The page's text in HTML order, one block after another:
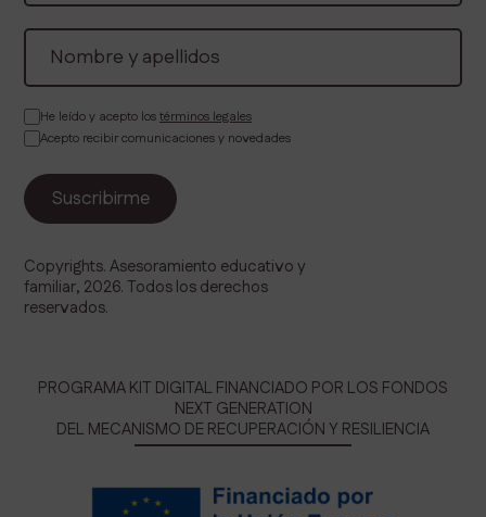
He leído y acepto lostérminos legales
Acepto recibir comunicaciones y novedades
Copyrights. Asesoramiento educativo y
familiar, 2026. Todos los derechos
reservados.
PROGRAMA KIT DIGITAL FINANCIADO POR LOS FONDOS
NEXT GENERATION
DEL MECANISMO DE RECUPERACIÓN Y RESILIENCIA